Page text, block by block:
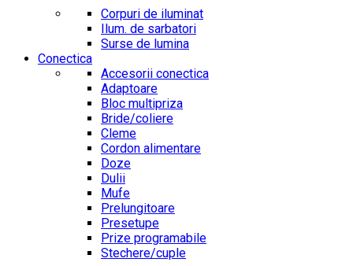
Corpuri de iluminat
Ilum. de sarbatori
Surse de lumina
Conectica
Accesorii conectica
Adaptoare
Bloc multipriza
Bride/coliere
Cleme
Cordon alimentare
Doze
Dulii
Mufe
Prelungitoare
Presetupe
Prize programabile
Stechere/cuple